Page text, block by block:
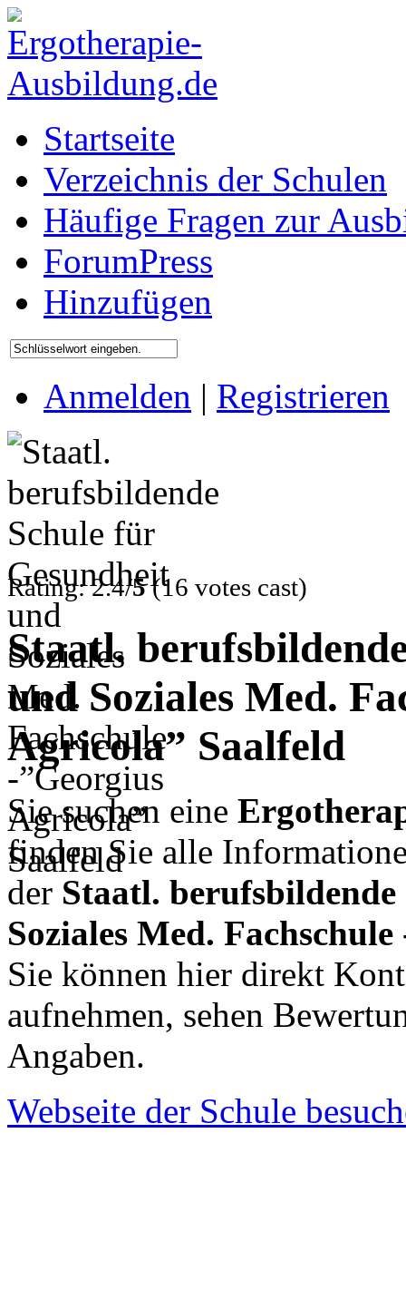
Startseite
Verzeichnis der Schulen
Häufige Fragen zur
ForumPress
Hinzufügen
Anmelden | Registrieren
Rating: 2.4/5(16 votes cast)
Staatl.
und Soziales Med.
Agricola” Saalfeld
Sie suchen eine
finden Sie alle
der Staatl.
Soziales Med.
Sie können hier direkt
aufnehmen, sehen
Angaben.
Webseite der Schule